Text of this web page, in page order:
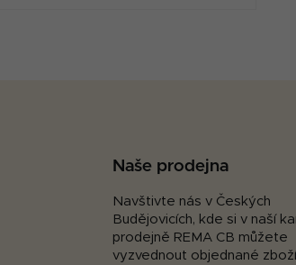
Naše prodejna
Navštivte nás v Českých
Budějovicích, kde si v naší
prodejně REMA CB můžete
vyzvednout objednané